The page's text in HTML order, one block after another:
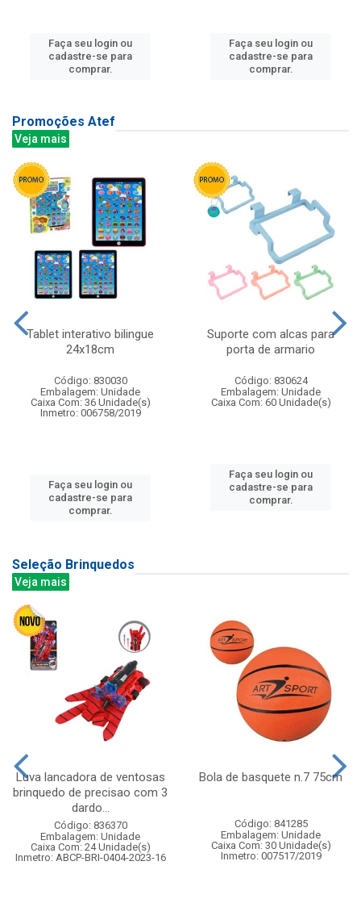
Faça seu login ou
cadastre-se para
comprar.
Faça seu login ou
cadastre-se para
comprar.
Promoções Atef
Veja mais
Tablet interativo bilingue
24x18cm
Código: 830030
Embalagem: Unidade
Caixa Com: 36 Unidade(s)
Inmetro: 006758/2019
Faça seu login ou
cadastre-se para
comprar.
Suporte com alcas para
porta de armario
Código: 830624
Embalagem: Unidade
Caixa Com: 60 Unidade(s)
Faça seu login ou
cadastre-se para
comprar.
Seleção Brinquedos
Veja mais
Luva lancadora de ventosas
brinquedo de precisao com 3
dardo...
Código: 836370
Embalagem: Unidade
Caixa Com: 24 Unidade(s)
Inmetro: ABCP-BRI-0404-2023-16
Bola de basquete n.7 75cm
Código: 841285
Embalagem: Unidade
Caixa Com: 30 Unidade(s)
Inmetro: 007517/2019